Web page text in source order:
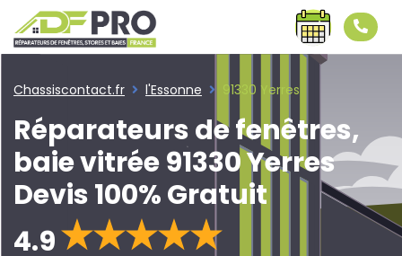
Chassiscontact.fr l'Essonne 91330 Yerres
Réparateurs de fenêtres,
baie vitrée 91330 Yerres
Devis 100% Gratuit
4.9